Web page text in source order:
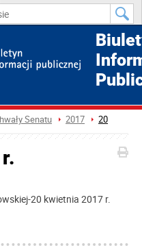
A
Senatu 2017 20
20 kwietnia 2017 r.